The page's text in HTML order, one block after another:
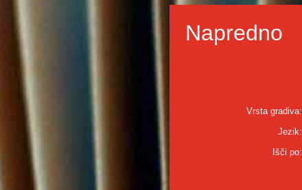
Napredno
Vrsta gradiva:
Jezik:
Išči po: